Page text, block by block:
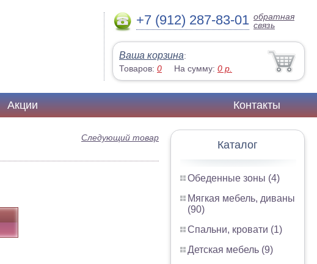
+7 (912) 287-83-01 обратная
связь
Ваша корзина:
Товаров: 0 На сумму: 0 р.
Акции Контакты
Каталог
Обеденные зоны (4)
Мягкая мебель, диваны
(90)
Спальни, кровати (1)
Детская мебель (9)
Следующий товар